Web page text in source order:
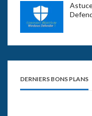
DERNIERS BONS PLANS